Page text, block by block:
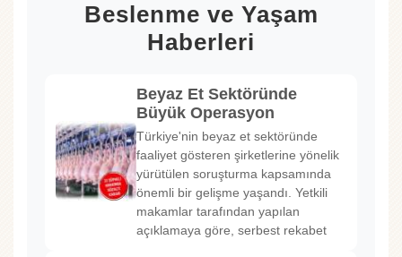
Beslenme ve Yaşam
Haberleri
Beyaz Et Sektöründe
Büyük Operasyon
Türkiye'nin beyaz et sektöründe
faaliyet gösteren şirketlerine yönelik
yürütülen soruşturma kapsamında
önemli bir gelişme yaşandı. Yetkili
makamlar tarafından yapılan
açıklamaya göre, serbest rekabet